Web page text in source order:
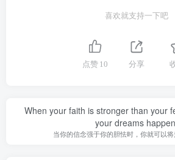
喜欢就支持一下吧
点赞 10 分享
When your faith is stronger than your
your dreams
当你的信念强于你的胆怯时，你就可以